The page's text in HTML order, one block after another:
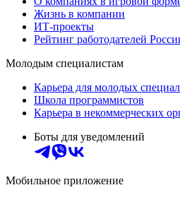
Жизнь в компании
ИТ-проекты
Рейтинг работодателей
Молодым специалистам
Карьера для молодых
Школа программистов
Карьера в некоммерческих
Боты для уведомлений
Мобильное приложение